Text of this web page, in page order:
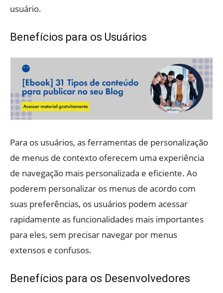
usuário.
Benefícios para os Usuários
Para os usuários, as ferramentas de personalização
de menus de contexto oferecem uma experiência
de navegação mais personalizada e eficiente. Ao
poderem personalizar os menus de acordo com
suas preferências, os usuários podem acessar
rapidamente as funcionalidades mais importantes
para eles, sem precisar navegar por menus
extensos e confusos.
Benefícios para os Desenvolvedores